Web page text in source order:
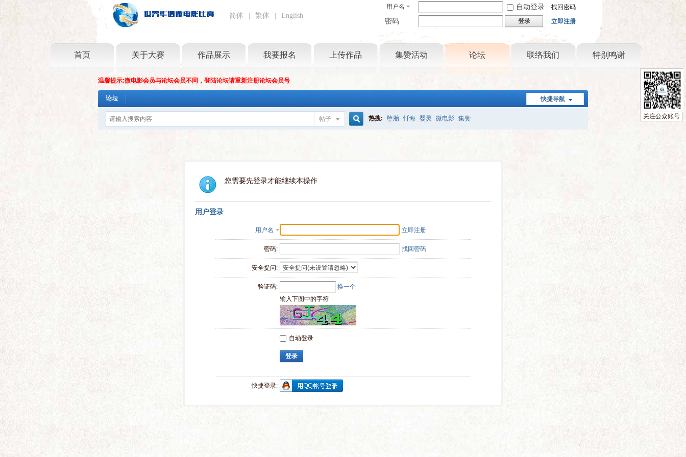
简体 繁体 English
用户名 自动登录 找回密码
密码 登录 立即注册
首页 关于大赛 作品展示 我要报名 上传作品 集赞活动 论坛 联络我们 特别鸣谢
温馨提示:微电影会员与论坛会员不同，登陆论坛请重新注册论坛会员号
快捷导航
论坛
帖子 热搜: 堕胎 忏悔 婴灵 微电影 集赞
您需要先登录才能继续本操作
用户登录
用户名 立即注册
密码: 找回密码
安全提问:
验证码:
换一个
输入下图中的字符
自动登录
登录
快捷登录:
关注公众账号